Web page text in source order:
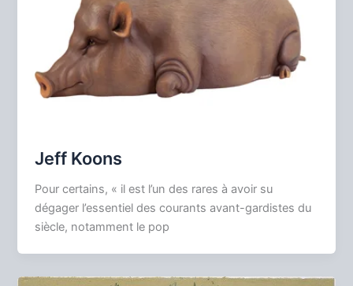
Jeff Koons
Pour certains, « il est l’un des rares à avoir su
dégager l’essentiel des courants avant-gardistes du
siècle, notamment le pop